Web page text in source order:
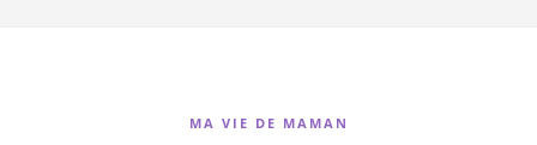
MA VIE DE MAMAN